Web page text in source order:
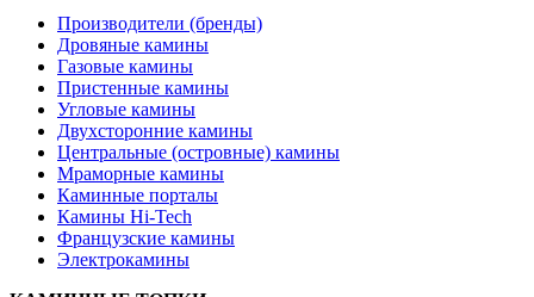
Производители (бренды)
Дровяные камины
Газовые камины
Пристенные камины
Угловые камины
Двухсторонние камины
Центральные (островные) камины
Мраморные камины
Каминные порталы
Камины Hi-Tech
Французские камины
Электрокамины